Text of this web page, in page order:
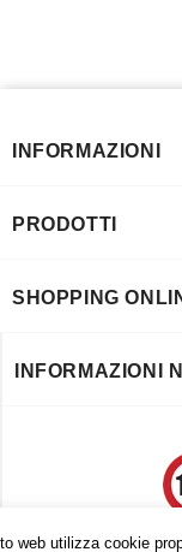
web utilizza cookie
INFORMAZIONI
PRODOTTI
SHOPPING
INFORMAZIONI